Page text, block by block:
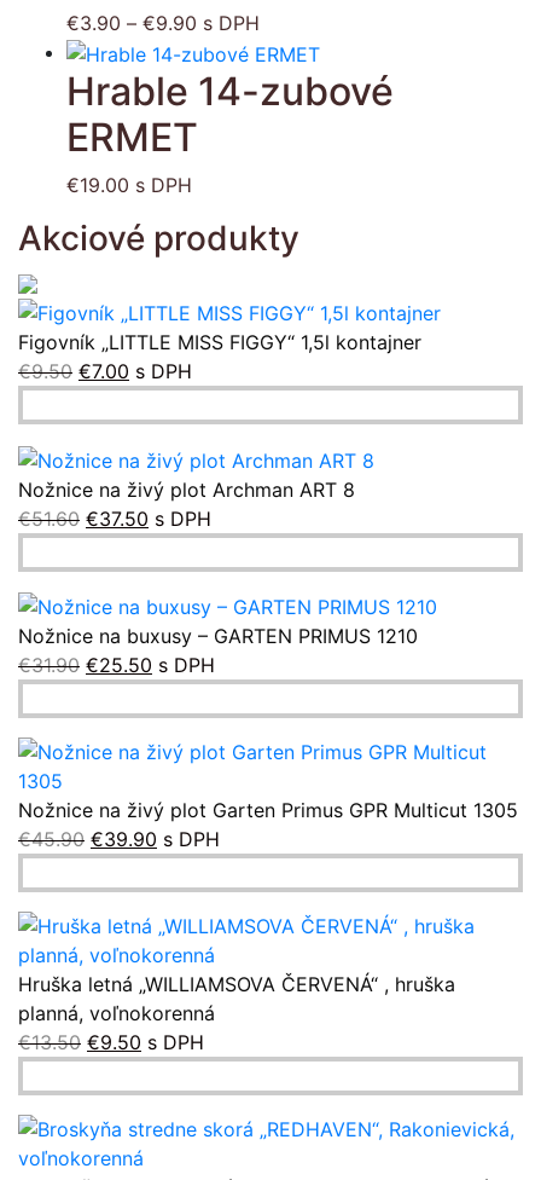
€3.90 – €9.90 Price
range:
€3.90
through
s DPH
Hrable 14-zubové
ERMET
€19.00 s DPH
Akciové produkty
Figovník „LITTLE MISS FIGGY“ 1,5l kontajner
€9.50 Pôvodná
bola:
€9.50.
€7.00 Aktuálna
je:
€7.00.
s DPH
Nožnice na živý plot Archman ART 8
€51.60 Pôvodná
cena
bola:
€51.60.
€37.50 Aktuálna
cena
je:
€37.50.
s DPH
Nožnice na buxusy – GARTEN PRIMUS 1210
€31.90 Pôvodná
bola:
€31.90.
€25.50 Aktuálna
je:
€25.50.
s DPH
Nožnice na živý plot Garten Primus GPR Multicut 1305
€45.90 Pôvodná
bola:
€45.90.
€39.90 Aktuálna
je:
€39.90.
s DPH
Hruška letná „WILLIAMSOVA ČERVENÁ“ , hruška
planná, voľnokorenná
€13.50 Pôvodná
bola:
€13.50.
€9.50 Aktuálna
je:
€9.50.
s DPH